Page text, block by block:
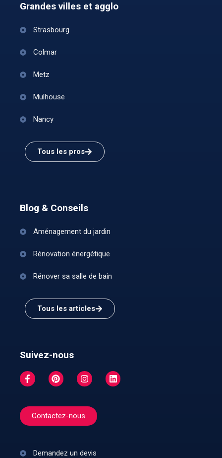
Grandes villes et agglo
Strasbourg
Colmar
Metz
Mulhouse
Nancy
Tous les pros
Blog & Conseils
Aménagement du jardin
Rénovation énergétique
Rénover sa salle de bain
Tous les articles
Suivez-nous
Contactez-nous
Demandez un devis